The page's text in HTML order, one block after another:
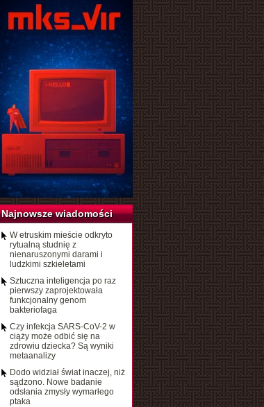
Najnowsze wiadomości
W etruskim mieście odkryto
rytualną studnię z
nienaruszonymi darami i
ludzkimi szkieletami
Sztuczna inteligencja po raz
pierwszy zaprojektowała
funkcjonalny genom
bakteriofaga
Czy infekcja SARS-CoV-2 w
ciąży może odbić się na
zdrowiu dziecka? Są wyniki
metaanalizy
Dodo widział świat inaczej, niż
sądzono. Nowe badanie
odsłania zmysły wymarłego
ptaka